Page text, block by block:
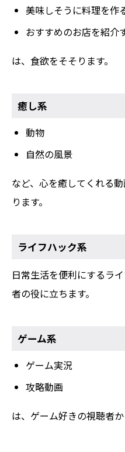
美味しそうに料理を作
おすすめのお店を紹介
は、食欲をそそります。
癒し系
動物
自然の風景
など、心を癒してくれる
ります。
ライフハック系
日常生活を便利にするラ
者の役に立ちます。
ゲーム系
ゲーム実況
攻略動画
は、ゲーム好きの視聴者か